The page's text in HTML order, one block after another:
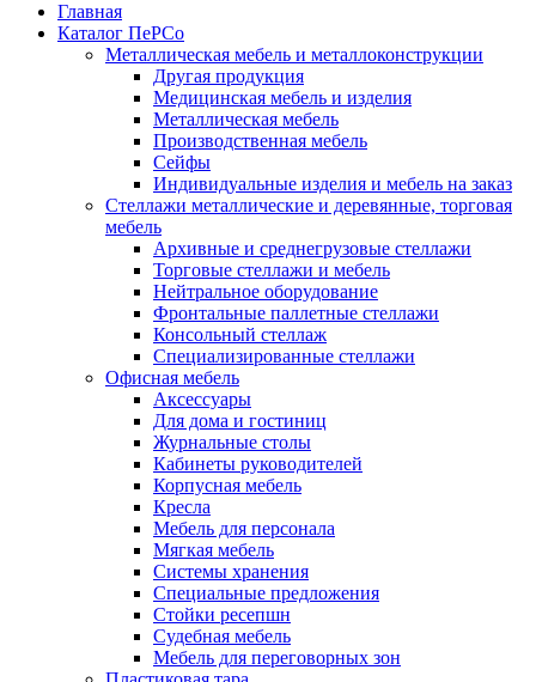
Главная
Каталог ПеРСо
Металлическая мебель и металлоконструкции
Другая продукция
Медицинская мебель и изделия
Металлическая мебель
Производственная мебель
Сейфы
Индивидуальные изделия и мебель на заказ
Стеллажи металлические и деревянные, торговая
мебель
Архивные и среднегрузовые стеллажи
Торговые стеллажи и мебель
Нейтральное оборудование
Фронтальные паллетные стеллажи
Консольный стеллаж
Специализированные стеллажи
Офисная мебель
Аксессуары
Для дома и гостиниц
Журнальные столы
Кабинеты руководителей
Корпусная мебель
Кресла
Мебель для персонала
Мягкая мебель
Системы хранения
Специальные предложения
Стойки ресепшн
Судебная мебель
Мебель для переговорных зон